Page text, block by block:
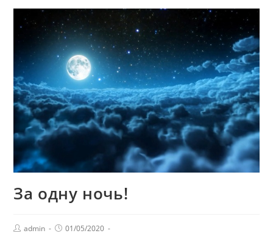
За одну ночь!
admin
01/05/2020